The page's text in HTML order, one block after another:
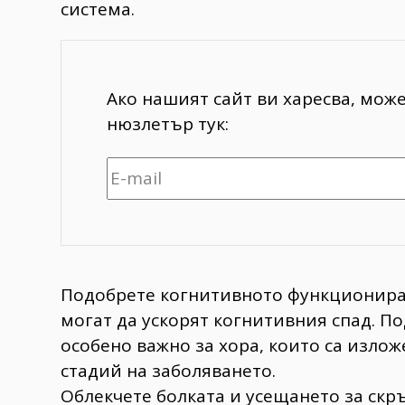
система.
Ако нашият сайт ви харесва,
нюзлетър тук:
Подобрете когнитивното
могат да ускорят когнитивния спад.
особено важно за хора, които са
стадий на заболяването.
Облекчете болката и усещането за